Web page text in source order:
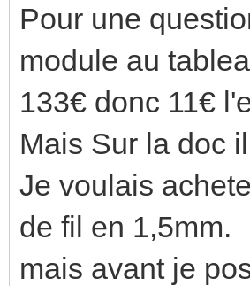
Pour une
module au
133€ donc 11€
Mais Sur la doc
Je voulais
de fil en 1,5mm.
mais avant je